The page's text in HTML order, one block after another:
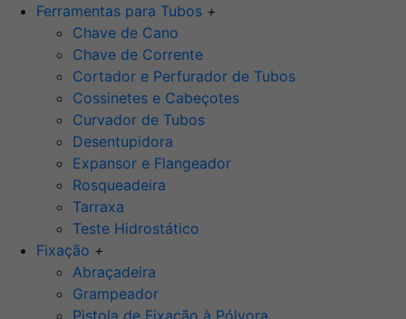
Ferramentas para Tubos +
Chave de Cano
Chave de Corrente
Cortador e Perfurador de Tubos
Cossinetes e Cabeçotes
Curvador de Tubos
Desentupidora
Expansor e Flangeador
Rosqueadeira
Tarraxa
Teste Hidrostático
Fixação +
Abraçadeira
Grampeador